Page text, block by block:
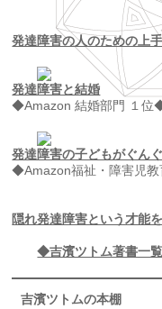
発達障害の人のための上
発達障害と結婚
◆Amazon 結婚部門 １位
発達障害の子どもがぐん
◆Amazon福祉・障害児
隠れ発達障害という才能
◆吉濱ツトム著書一
吉濱ツトムの本棚